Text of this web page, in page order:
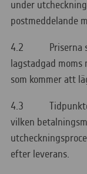
under
postmeddelande
4.2 Priserna
lagstadgad
som kommer att
4.3 Tidpunkten
vilken
efter leverans.